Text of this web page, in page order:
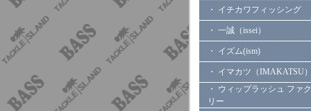
・ イチカワフィッシング
・ 一誠（issei）
・ イズム(ism)
・ イマカツ（IMAKATSU）
・ ウィップラッシュ ファ
リー